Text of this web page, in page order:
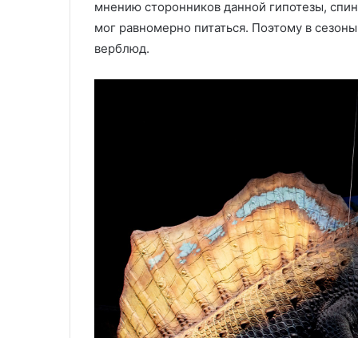
мнению сторонников данной гипотезы,
мог равномерно питаться. Поэтому в
верблюд.